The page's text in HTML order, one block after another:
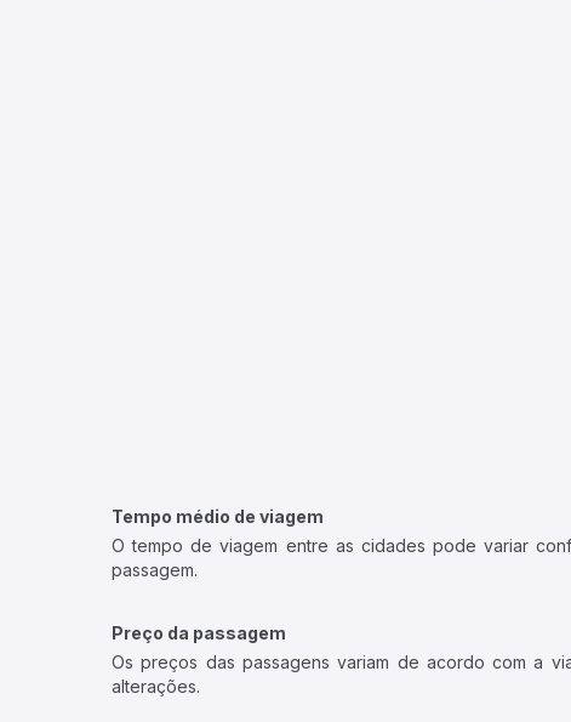
Tempo médio de viagem
O tempo de viagem entre as cidades pode variar
passagem.
Preço da passagem
Os preços das passagens variam de acordo com a
alterações.